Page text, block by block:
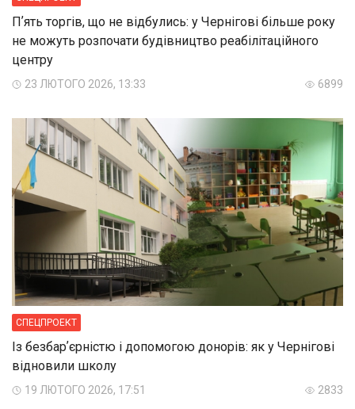
Пʼять торгів, що не відбулись: у Чернігові більше року
не можуть розпочати будівництво реабілітаційного
центру
23 ЛЮТОГО 2026, 13:33 6899
СПЕЦПРОЕКТ
Із безбарʼєрністю і допомогою донорів: як у Чернігові
відновили школу
19 ЛЮТОГО 2026, 17:51 2833